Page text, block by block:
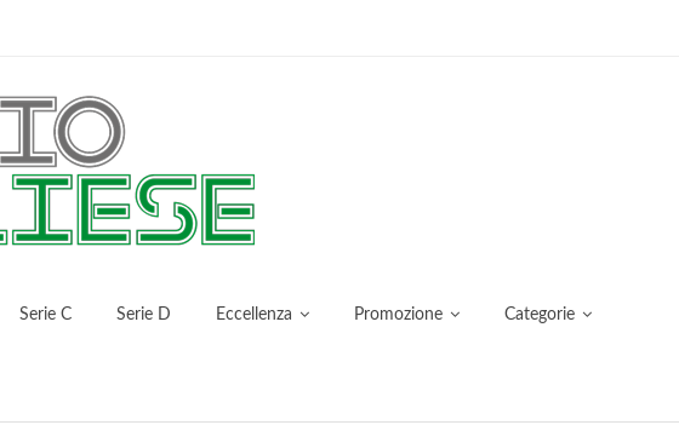
Serie C Serie D Eccellenza Promozione Categorie